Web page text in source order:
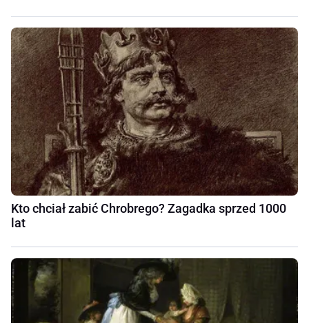
Kto chciał zabić Chrobrego? Zagadka sprzed 1000
lat